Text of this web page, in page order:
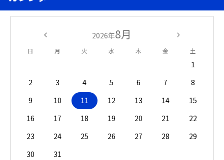
2026年8月
日 月 火 水 木 金 土
1
2
3 4 5 6 7
8
9
10 11 12 13 14
15
16
17 18 19 20 21
22
23
24 25 26 27 28
29
30
31